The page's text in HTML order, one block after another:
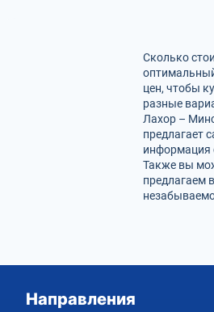
Сколько
цен, чтобы
разные
Лахор –
предлагает
информация
Также вы
предлагаем
Направления